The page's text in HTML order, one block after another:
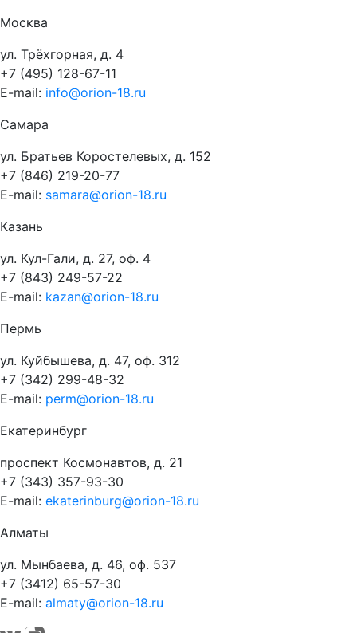
Москва
ул. Трёхгорная, д. 4
+7 (495) 128-67-11
E-mail: info@orion-18.ru
Самара
ул. Братьев Коростелевых, д. 152
+7 (846) 219-20-77
E-mail: samara@orion-18.ru
Казань
ул. Кул-Гали, д. 27, оф. 4
+7 (843) 249-57-22
E-mail: kazan@orion-18.ru
Пермь
ул. Куйбышева, д. 47, оф. 312
+7 (342) 299-48-32
E-mail: perm@orion-18.ru
Екатеринбург
проспект Космонавтов, д. 21
+7 (343) 357-93-30
E-mail: ekaterinburg@orion-18.ru
Алматы
ул. Мынбаева, д. 46, оф. 537
+7 (3412) 65-57-30
E-mail: almaty@orion-18.ru